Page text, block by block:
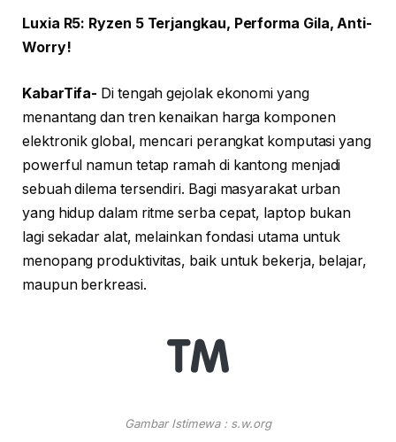
Luxia R5: Ryzen 5 Terjangkau, Performa Gila, Anti-
Worry!
KabarTifa- Di tengah gejolak ekonomi yang
menantang dan tren kenaikan harga komponen
elektronik global, mencari perangkat komputasi yang
powerful namun tetap ramah di kantong menjadi
sebuah dilema tersendiri. Bagi masyarakat urban
yang hidup dalam ritme serba cepat, laptop bukan
lagi sekadar alat, melainkan fondasi utama untuk
menopang produktivitas, baik untuk bekerja, belajar,
maupun berkreasi.
Gambar Istimewa : s.w.org